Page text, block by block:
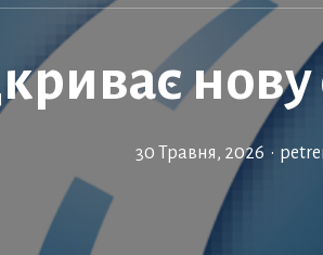
нову
30 Травня, 2026 •